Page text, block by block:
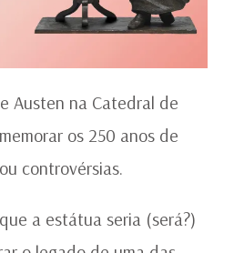
Austen na Catedral de
os 250 anos de
controvérsias.
a estátua seria (será?)